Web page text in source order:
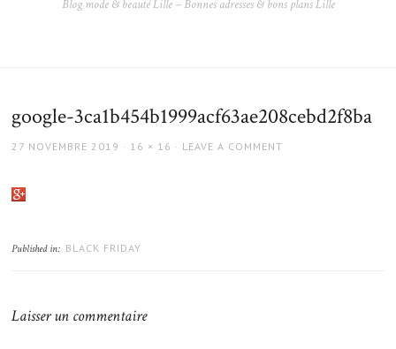
Blog mode & beauté Lille – Bonnes adresses & bons plans Lille
google-3ca1b454b1999acf63ae208cebd2f8ba
POSTED
27 NOVEMBRE 2019
FULL
16 × 16 LEAVE A COMMENT
Published in: BLACK FRIDAY
Laisser un commentaire